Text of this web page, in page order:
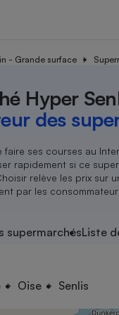
- Grande surface
Hyper
des
ses courses au
rapidement si ce
relève les prix sur
par les
supermarchésListe
Oise Senlis
Achat
Sport
Senior
Train
litige
association locale
présidente
locales
sur Que Choisir